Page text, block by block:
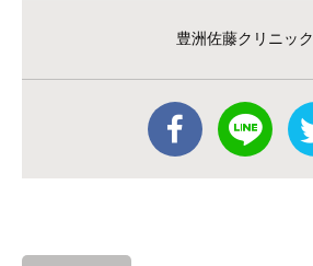
豊洲佐藤クリニック